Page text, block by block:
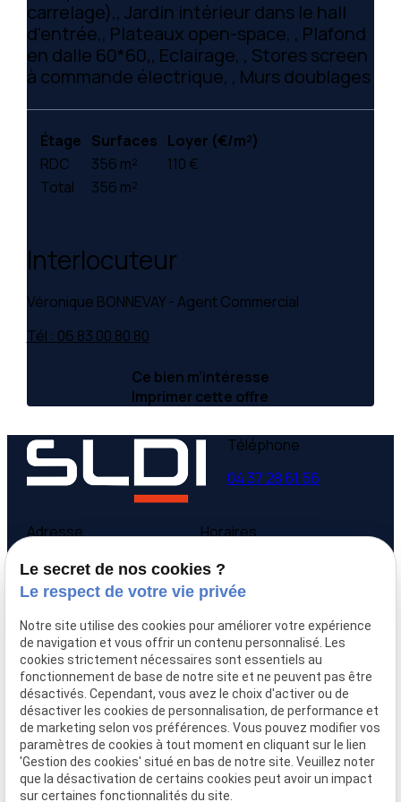
carrelage),, Jardin intérieur dans le hall
d'entrée,, Plateaux open-space, , Plafond
en dalle 60*60,, Eclairage, , Stores screen
à commande électrique, , Murs doublages
Étage Surfaces Loyer (€/m²)
RDC
356 m²
110 €
Total
356 m²
Interlocuteur
Véronique BONNEVAY - Agent Commercial
Tél : 06 83 00 80 80
Ce bien m’intéresse
Imprimer cette offre
Téléphone
04 37 28 61 56
Adresse
9 avenue Victor Hugo
69160 Tassin la Demi-
Lune
Horaires
Lundi - Vendredi
09:00-12:00,
Accueil
Qui sommes-nous
Nos biens
Prix immobilier
Confier mon bien
Rejoignez-nous
Contact
Le secret de nos cookies ?
Le respect de votre vie privée
Notre site utilise des cookies pour améliorer votre expérience
de navigation et vous offrir un contenu personnalisé. Les
cookies strictement nécessaires sont essentiels au
fonctionnement de base de notre site et ne peuvent pas être
désactivés. Cependant, vous avez le choix d'activer ou de
désactiver les cookies de personnalisation, de performance et
de marketing selon vos préférences. Vous pouvez modifier vos
paramètres de cookies à tout moment en cliquant sur le lien
'Gestion des cookies' situé en bas de notre site. Veuillez noter
que la désactivation de certains cookies peut avoir un impact
sur certaines fonctionnalités du site.